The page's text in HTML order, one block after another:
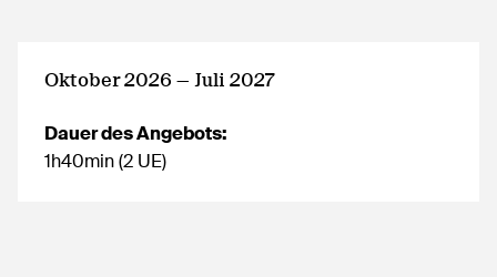
Oktober 2026 — Juli 2027
Dauer des Angebots:
1h40min (2 UE)